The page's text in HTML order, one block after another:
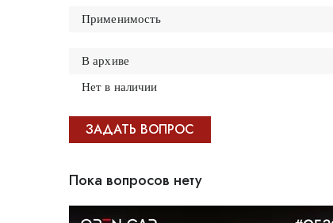
Применимость
В архиве
Нет в наличии
ЗАДАТЬ ВОПРОС
Пока вопросов нету